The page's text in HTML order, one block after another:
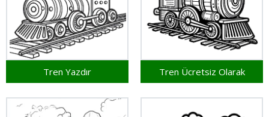
Tren Yazdır Tren Ücretsiz Olarak